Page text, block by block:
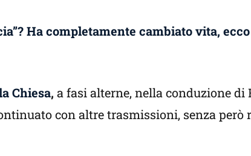
Ha completamente cambiato vita,
Chiesa, a fasi alterne, nella conduzione di
con altre trasmissioni, senza però